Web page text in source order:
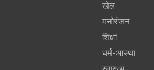
खेल
मनोरंजन
शिक्षा
धर्म-आस्था